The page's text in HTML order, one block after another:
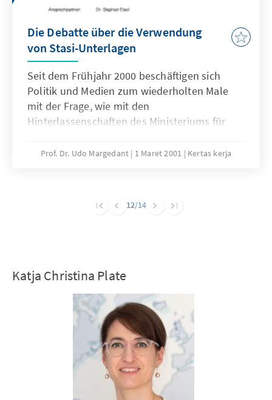
Die Debatte über die Verwendung
von Stasi-Unterlagen
Seit dem Frühjahr 2000 beschäftigen sich
Politik und Medien zum wiederholten Male
mit der Frage, wie mit den
Hinterlassenschaften des Ministeriums für
soll.Prof. Dr. Udo Margedant 1 Maret 2001 Kertas kerja
12/14
Katja Christina Plate